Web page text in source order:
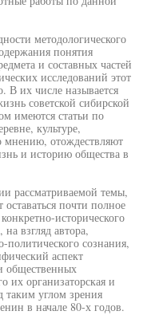
методологического
понятия
и составных частей
исследований этот
В их числе называется
советской сибирской
имеются статьи по
культуре,
мнению, отождествляют
и историю общества в
рассматриваемой темы,
почти полное
исторического
взгляд автора,
политического сознания,
аспект
общественных
их организаторская и
таким углом зрения
в начале 80-х годов.